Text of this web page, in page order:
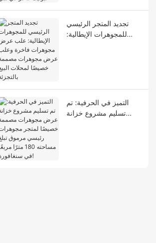
تجديد المتجر الرئيسي
للمجوهرات الإيطالية:
التميز في الحرفية: تم
تسليم مشروع خزانة